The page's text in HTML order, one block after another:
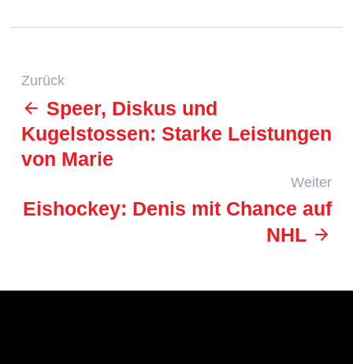
Zurück
Speer, Diskus und
Kugelstossen: Starke Leistungen
von Marie
Weiter
Eishockey: Denis mit Chance auf
NHL